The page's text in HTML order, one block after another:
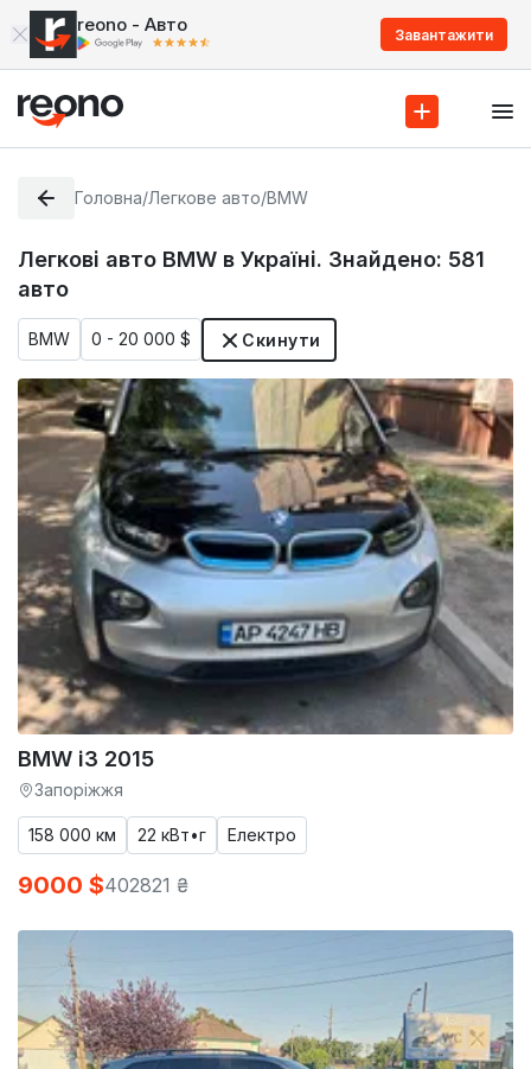
reono - Авто Завантажити
Головна/Легкове авто/BMW
Легкові авто BMW в Україні. Знайдено: 581
авто
BMW 0 - 20 000 $ Скинути
BMW i3 2015
Запоріжжя
158 000 км 22 кВт•г Електро
9000 $402821 ₴